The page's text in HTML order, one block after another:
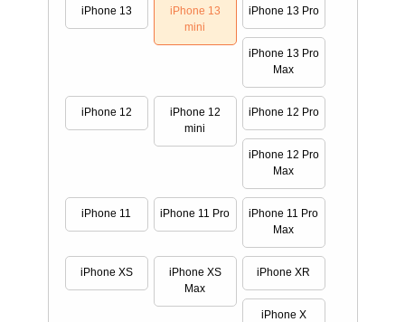
iPhone 13
iPhone 13
mini
iPhone 13 Pro
iPhone 13 Pro
Max
iPhone 12
iPhone 12
mini
iPhone 12 Pro
iPhone 12 Pro
Max
iPhone 11 iPhone 11 Pro
iPhone 11 Pro
Max
iPhone XS
iPhone XS
Max
iPhone XR
iPhone X